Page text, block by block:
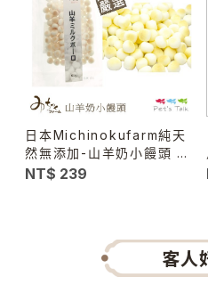
日本Michinokufarm純天
然無添加-山羊奶小饅頭 訓
練塞食都適合!
NT$ 239
客人